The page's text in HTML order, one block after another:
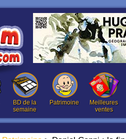
BD de la
semaine
Patrimoine
Meilleures
ventes